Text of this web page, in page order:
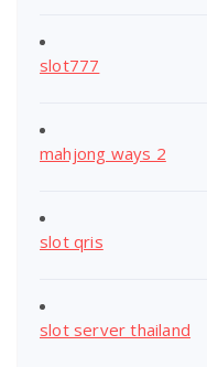
slot777
mahjong ways 2
slot qris
slot server thailand